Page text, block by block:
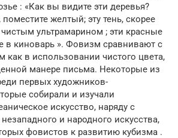
: «Как вы видите эти деревья?
желтый; эту тень, скорее
ультрамарином ; эти красные
в киноварь ». Фовизм сравнивают с
как в использовании чистого цвета,
манере письма. Некоторые из
первых художников-
собирали и изучали
искусство, наряду с
и народного искусства,
фовистов к развитию кубизма .